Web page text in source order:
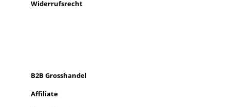
Widerrufsrecht
B2B Grosshandel
Affiliate